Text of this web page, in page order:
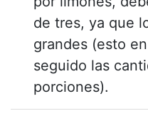
de tres, ya que
grandes (esto
seguido las
porciones).